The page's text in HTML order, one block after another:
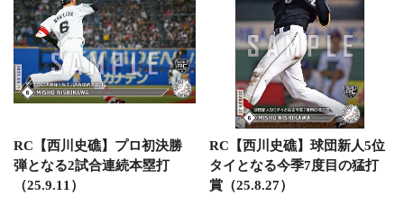
RC【西川史礁】プロ初決勝
弾となる2試合連続本塁打
（25.9.11）
RC【西川史礁】球団新人5位
タイとなる今季7度目の猛打
賞（25.8.27）